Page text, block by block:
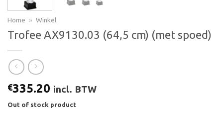
Home » Winkel
Trofee AX9130.03 (64,5 cm) (met spoed)
€335.20 incl. BTW
Out of stock product